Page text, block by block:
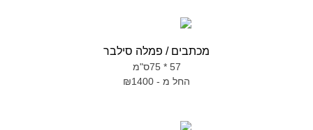
מכתבים / פמלה סילבר
57 * 75ס"מ
החל מ - ₪1400